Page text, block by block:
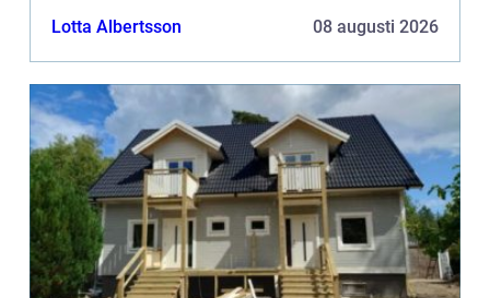
Lotta Albertsson 08 augusti 2026